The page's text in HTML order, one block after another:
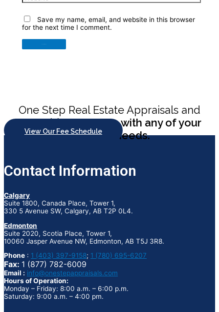
Save my name, email, and website in this browser
for the next time I comment.
One Step Real Estate Appraisals and
Consultingcan help with any of your
appraisal needs.
View Our Fee Schedule
Contact Information
Calgary
Suite 1800, Canada Place, Tower 1,
330 5 Avenue SW, Calgary, AB T2P 0L4.
Edmonton
Suite 2020, Scotia Place, Tower 1,
10060 Jasper Avenue NW, Edmonton, AB T5J 3R8.
Phone : 1 (403) 397-9158; 1 (780) 695-6207
Fax: 1 (877) 782-6009
Email : info@onestepappraisals.com
Hours of Operation:
Monday – Friday: 8:00 a.m. – 6:00 p.m.
Saturday: 9:00 a.m. – 4:00 pm.